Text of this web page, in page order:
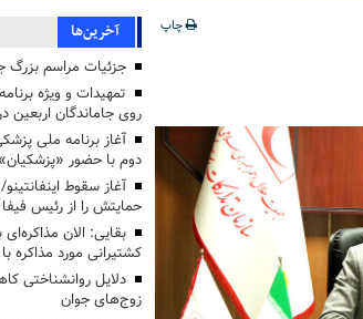
چاپ آخرین‌ها
جزئیات مراسم بزرگ
تمهیدات و ویژه
روی جاماندگان اربعین
دوم با حضور «پزشکیان»
آغاز سقوط
حمایتش را از رئیس
بقایی: الان مذاکره‌ای
کشتیرانی مورد
دلایل روانشناختی
زوج‌های جوان